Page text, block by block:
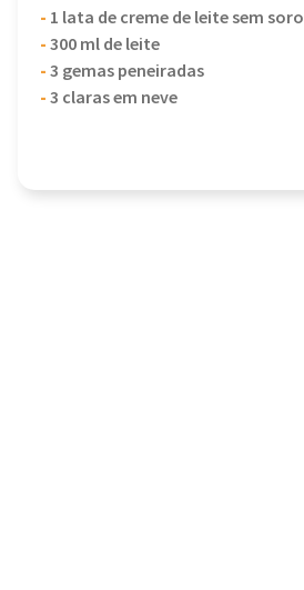
- 1 lata de creme de leite sem soro
-300 ml de leite
-3 gemas peneiradas
-3 claras em neve